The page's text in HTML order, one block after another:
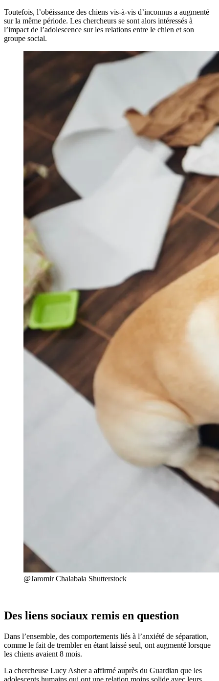
Toutefois, l’obéissance des chiens vis-à-vis d’inconnus a augmenté
sur la même période. Les chercheurs se sont alors intéressés à
l’impact de l’adolescence sur les relations entre le chien et son
groupe social.
@Jaromir Chalabala Shutterstock
Des liens sociaux remis en question
Dans l’ensemble, des comportements liés à l’anxiété de séparation,
comme le fait de trembler en étant laissé seul, ont augmenté lorsque
les chiens avaient 8 mois.
La chercheuse Lucy Asher a affirmé auprès du Guardian que les